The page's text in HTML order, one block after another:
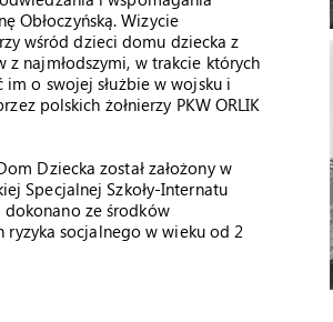
Obłoczyńską. Wizycie
wśród dzieci domu dziecka z
z najmłodszymi, w trakcie których
o swojej służbie w wojsku i
polskich żołnierzy PKW ORLIK
Dziecka został założony w
Specjalnej Szkoły-Internatu
ze środków
socjalnego w wieku od 2